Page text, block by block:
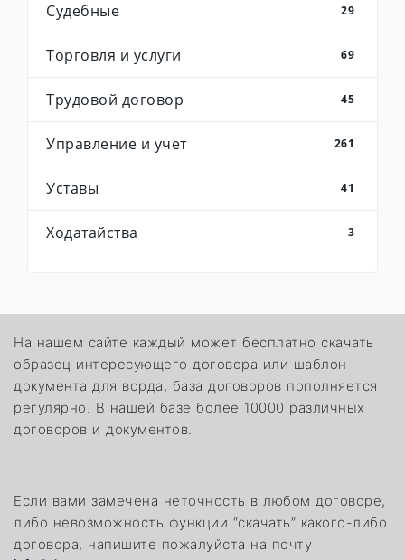
Судебные 29
Торговля и услуги 69
Трудовой договор 45
Управление и учет 261
Уставы 41
Ходатайства 3
На нашем сайте каждый может бесплатно скачать
образец интересующего договора или шаблон
документа для ворда, база договоров пополняется
регулярно. В нашей базе более 10000 различных
договоров и документов.
Если вами замечена неточность в любом договоре,
либо невозможность функции “скачать” какого-либо
договора, напишите пожалуйста на почту